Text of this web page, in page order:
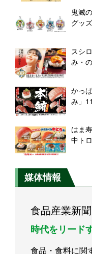
鬼滅
グッ
スシ
み・
かっ
み」
はま
中ト
媒体情報
食品産業新聞
時代をリード
食品・食料に関